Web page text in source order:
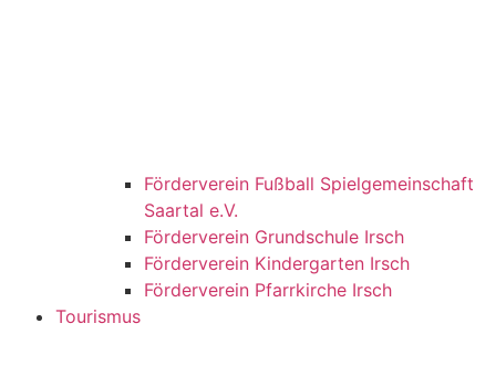
Förderverein Fußball Spielgemeinschaft
Saartal e.V.
Förderverein Grundschule Irsch
Förderverein Kindergarten Irsch
Förderverein Pfarrkirche Irsch
Tourismus